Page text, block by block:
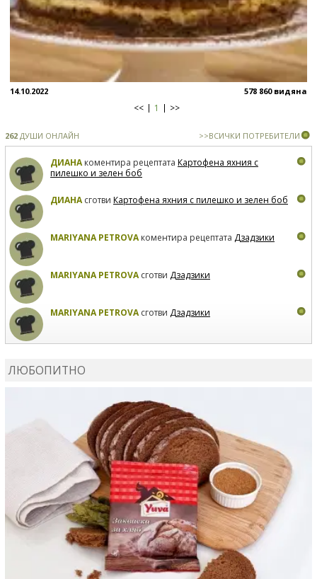
14.10.2022 578 860 видяна
<< 1 >>
262 ДУШИ ОНЛАЙН >>ВСИЧКИ ПОТРЕБИТЕЛИ
ДИАНАкоментира рецептата Картофена яхния с
пилешко и зелен боб
ДИАНАсготви Картофена яхния с пилешко и зелен боб
MARIYANA PETROVAкоментира рецептата Дзадзики
MARIYANA PETROVAсготви Дзадзики
MARIYANA PETROVAсготви Дзадзики
ЛЮБОПИТНО